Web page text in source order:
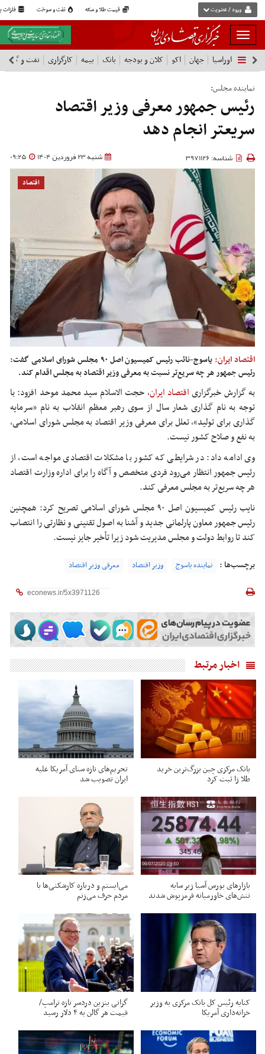
قیمت طلا و سکه نفت و سوخت فلزات ورود / عضویت
بار
و
بسته
نمودن
فهرست
اوراسیا جهان اکو کلان و بودجه بانک بیمه کارگزاری نفت و گاز
نماینده مجلس:
رئیس جمهور معرفی وزیر اقتصاد
سریعتر انجام دهد
شنبه 23 فروردین 1404 09:25 شناسه: 3971126
اقتصاد
اقتصاد ایران:
یاسوج-نائب رئیس کمیسیون اصل ۹۰ مجلس شورای اسلامی گفت:
رئیس جمهور هر چه سریع‌تر نسبت به معرفی وزیر اقتصاد به مجلس اقدام کند.
به گزارش خبرگزاریاقتصاد ایران، حجت الاسلام سید محمد موحد افزود: با
توجه به نام گذاری شعار سال از سوی رهبر معظم انقلاب به نام «سرمایه
گذاری برای تولید»، تعلل برای معرفی وزیر اقتصاد به مجلس شورای اسلامی،
به نفع و صلاح کشور نیست.
وی ادامه داد: در شرایطی که کشور با مشکلات اقتصادی مواجه است، از
رئیس جمهور انتظار می‌رود فردی متخصص و آگاه را برای اداره وزارت اقتصاد
هر چه سریع‌تر به مجلس معرفی کند.
نایب رئیس کمیسیون اصل ۹۰ مجلس شورای اسلامی تصریح کرد: همچنین
رئیس جمهور معاون پارلمانی جدید و آشنا به اصولتقنینیو نظارتی را انتصاب
کند تا روابط دولت و مجلس مدیریت شود زیرا تأخیر جایز نیست.
برچسب‌ها : نماینده یاسوج وزیر اقتصاد معرفی وزیر اقتصاد
اخبار مرتبط
بانک مرکزی چین بزرگ‌ترین خرید
طلا زا ثبت کرد
تحریم‌های تازه سنای آمریکا علیه
ایران تصویب شد
بازارهای بورس آسیا زیر سایه
تنش‌های خاورمیانه قرمزپوش شدند
می‌ایستم و درباره کارشکنی‌ها با
مردم حرف می‌زنم
کنایه رئیس کل بانک مرکزی به وزیر
خزانه‌داری آمریکا
گرانی بنزین دردسر تازه ترامپ/
قیمت هر گالن به ۴ دلار رسید